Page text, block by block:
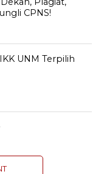
CPNS!
UNM Terpilih